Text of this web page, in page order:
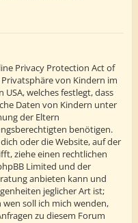
Privacy Protection Act of
von Kindern im
welches festlegt, dass
Daten von Kindern unter
der Eltern
benötigen.
oder die Website, auf der
ziehe einen rechtlichen
Limited und der
anbieten kann und
jeglicher Art ist;
wen soll ich mich wenden,
zu diesem Forum